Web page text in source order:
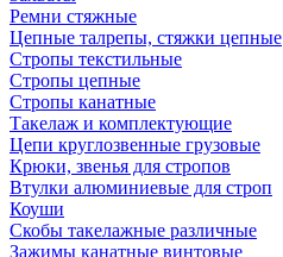
Ремни стяжные
Цепные талрепы, стяжки цепные
Стропы текстильные
Стропы цепные
Стропы канатные
Такелаж и комплектующие
Цепи круглозвенные грузовые
Крюки, звенья для стропов
Втулки алюминиевые для строп
Коуши
Скобы такелажные различные
Зажимы канатные винтовые